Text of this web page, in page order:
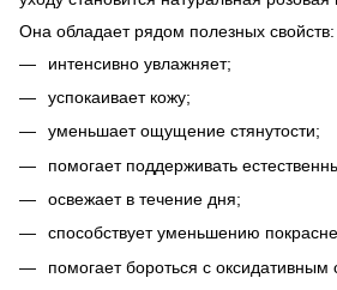
Она обладает рядом полезных свойств:
интенсивно увлажняет;
успокаивает кожу;
уменьшает ощущение стянутости;
помогает поддерживать
освежает в течение дня;
способствует уменьшению
помогает бороться с оксидативным